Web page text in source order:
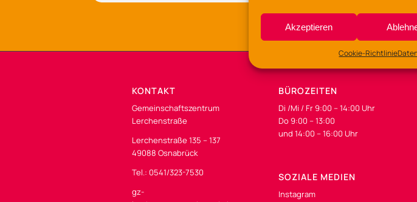
Akzeptieren
Cookie-Richtlinie
KONTAKT
Gemeinschaftszentrum
Lerchenstraße
Lerchenstraße 135 – 137
49088 Osnabrück
Tel.: 0541/323-7530
gz-
BÜROZEITEN
Di /Mi / Fr 9:00 – 14:00 Uhr
Do 9:00 – 13:00
und 14:00 – 16:00 Uhr
SOZIALE MEDIEN
Instagram